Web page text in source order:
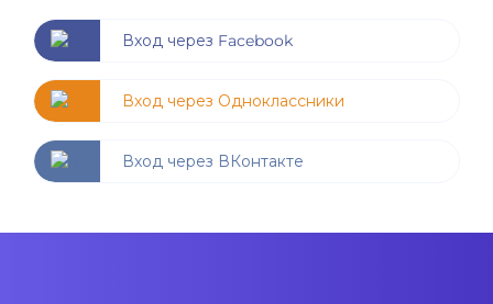
Вход через Facebook
Вход через Одноклассники
Вход через ВКонтакте